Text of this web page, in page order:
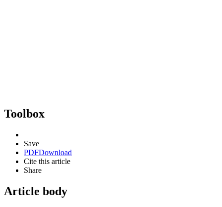
Toolbox
Save
PDFDownload
Cite this article
Share
Article body